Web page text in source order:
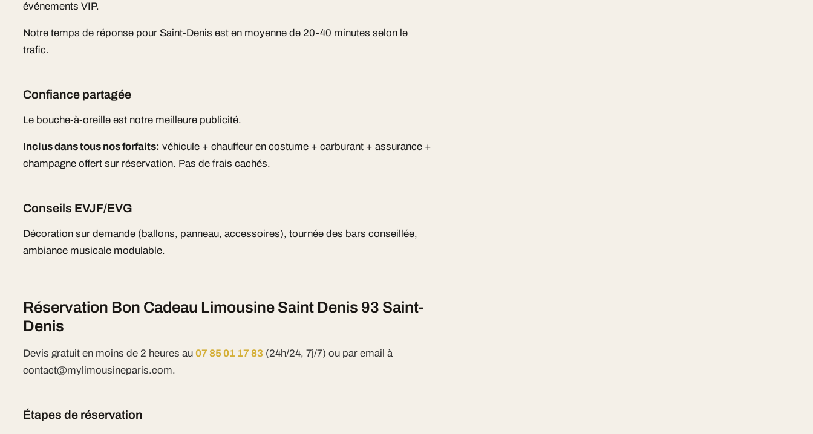
événements VIP.
Notre temps de réponse pour Saint-Denis est en moyenne de 20-40 minutes selon le
trafic.
Confiance partagée
Le bouche-à-oreille est notre meilleure publicité.
Inclus dans tous nos forfaits: véhicule + chauffeur en costume + carburant + assurance +
champagne offert sur réservation. Pas de frais cachés.
Conseils EVJF/EVG
Décoration sur demande (ballons, panneau, accessoires), tournée des bars conseillée,
ambiance musicale modulable.
Réservation Bon Cadeau Limousine Saint Denis 93 Saint-
Denis
Devis gratuit en moins de 2 heures au07 85 01 17 83 (24h/24, 7j/7) ou par email à
contact@mylimousineparis.com.
Étapes de réservation